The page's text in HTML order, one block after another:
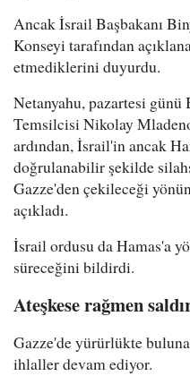
Ancak İsrail Başbakanı
Konseyi tarafından
etmediklerini duyurdu.
Netanyahu, pazartesi günü
Temsilcisi Nikolay
ardından, İsrail'in ancak
doğrulanabilir şekilde
Gazze'den çekileceği
açıkladı.
İsrail ordusu da Hamas'a
süreceğini bildirdi.
Ateşkese rağmen
Gazze'de yürürlükte
ihlaller devam ediyor.